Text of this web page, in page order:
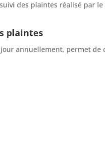
des plaintes réalisé par
plaintes
annuellement, permet de